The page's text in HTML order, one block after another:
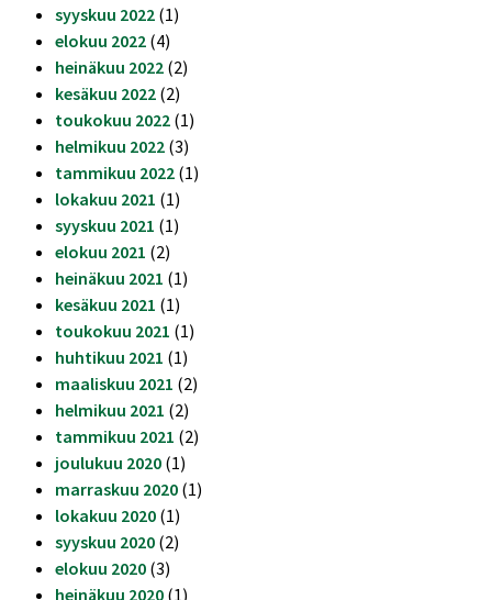
syyskuu 2022 (1)
elokuu 2022 (4)
heinäkuu 2022 (2)
kesäkuu 2022 (2)
toukokuu 2022 (1)
helmikuu 2022 (3)
tammikuu 2022 (1)
lokakuu 2021 (1)
syyskuu 2021 (1)
elokuu 2021 (2)
heinäkuu 2021 (1)
kesäkuu 2021 (1)
toukokuu 2021 (1)
huhtikuu 2021 (1)
maaliskuu 2021 (2)
helmikuu 2021 (2)
tammikuu 2021 (2)
joulukuu 2020 (1)
marraskuu 2020 (1)
lokakuu 2020 (1)
syyskuu 2020 (2)
elokuu 2020 (3)
heinäkuu 2020 (1)